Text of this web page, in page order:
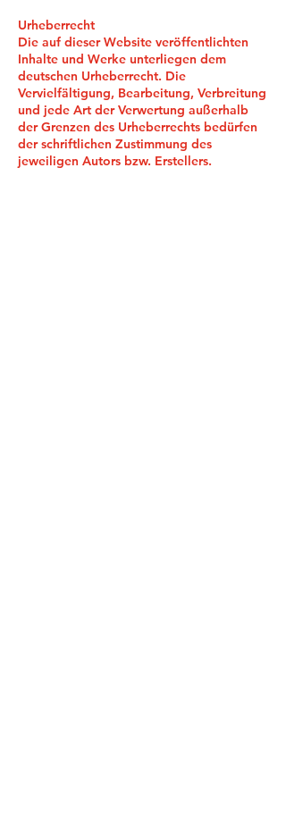
Urheberrecht
Die auf dieser Website veröffentlichten
Inhalte und Werke unterliegen dem
deutschen Urheberrecht. Die
Vervielfältigung, Bearbeitung, Verbreitung
und jede Art der Verwertung außerhalb
der Grenzen des Urheberrechts bedürfen
der schriftlichen Zustimmung des
jeweiligen Autors bzw. Erstellers.